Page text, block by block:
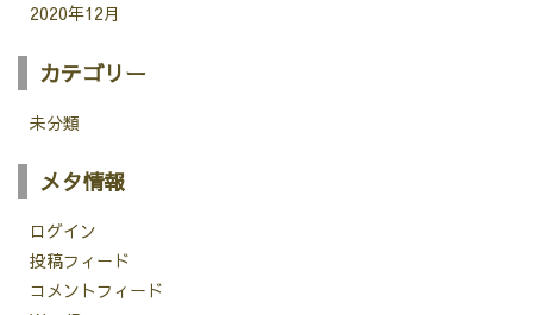
2020年12月
カテゴリー
未分類
メタ情報
ログイン
投稿フィード
コメントフィード